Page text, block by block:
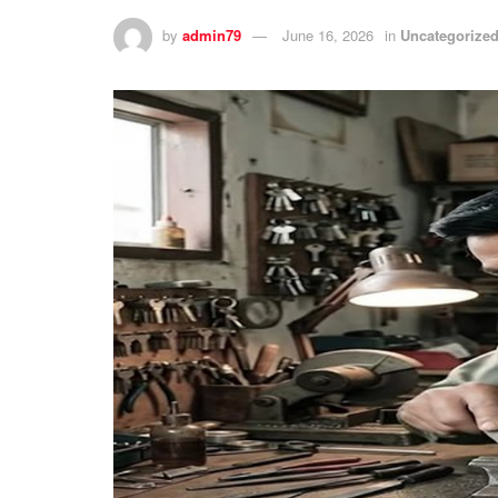
by admin79 June 16, 2026 in Uncategorized